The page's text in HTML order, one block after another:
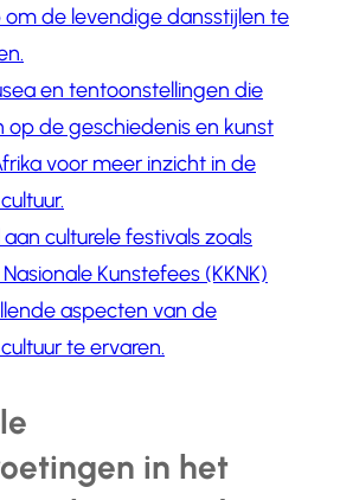
de levendige dansstijlen te
en tentoonstellingen die
op de geschiedenis en kunst
voor meer inzicht in de
culturele festivals zoals
Kunstefees (KKNK)
aspecten van de
te ervaren.
in het